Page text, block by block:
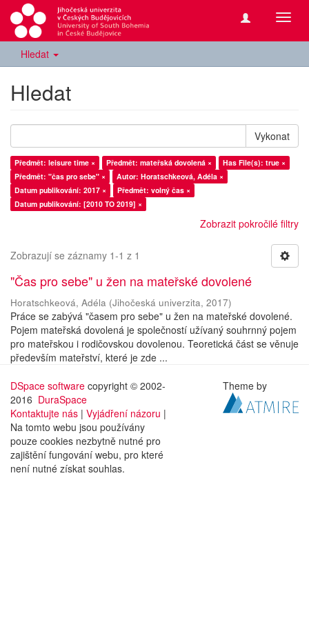
Hledat
Hledat
Vykonat
Předmět: leisure time × Předmět: mateřská dovolená ×
Has File(s): true ×
Předmět: "čas pro sebe" ×
Autor: Horatschkeová, Adéla ×
Datum publikování: 2017 ×
Předmět: volný čas ×
Datum publikování: [2010 TO 2019] ×
Zobrazit pokročilé filtry
Zobrazují se záznamy 1-1 z 1
"Čas pro sebe" u žen na mateřské dovolené
Horatschkeová, Adéla (Jihočeská univerzita, 2017)
Práce se zabývá "časem pro sebe" u žen na mateřské dovolené.
Pojem mateřská dovolená je společností užívaný souhrnný pojem
pro mateřskou i rodičovskou dovolenou. Teoretická část se věnuje
především mateřství, které je zde ...
DSpace software copyright © 2002-
2016 DuraSpace
Kontaktujte nás | Vyjádření názoru |
Na tomto webu jsou používány
pouze cookies nezbytně nutné pro
zajištění fungování webu, pro které
není nutné získat souhlas.
Theme by